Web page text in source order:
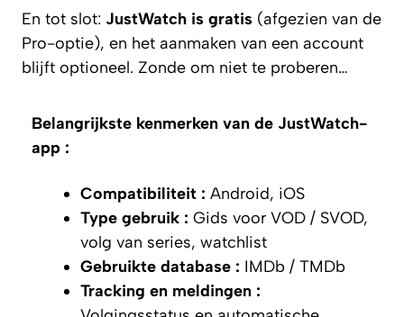
En tot slot: JustWatch is gratis (afgezien van de
Pro-optie), en het aanmaken van een account
blijft optioneel. Zonde om niet te proberen…
Belangrijkste kenmerken van de JustWatch-
app :
Compatibiliteit : Android, iOS
Type gebruik : Gids voor VOD / SVOD,
volg van series, watchlist
Gebruikte database : IMDb / TMDb
Tracking en meldingen :